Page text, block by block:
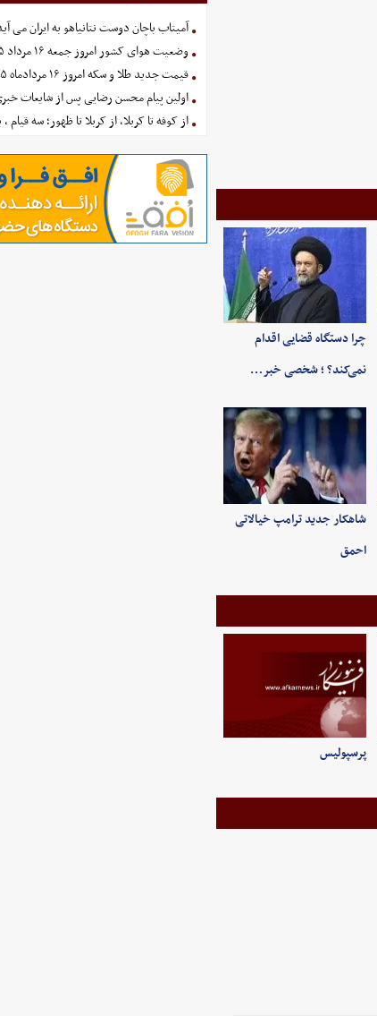
چرا دستگاه قضایی اقدام
نمی‌کند؟ ؛ شخصی خبر…
شاهکار جدید ترامپ خیالاتی
احمق
پرسپولیس
آمیتاب باچان دوست نتانیاهو به ایران می
وضعیت هوای کشور امروز جمعه ۱۶ مرداد ۱۴۰۵
قیمت جدید طلا و سکه امروز ۱۶ مردادماه ۱۴۰۵/ جدول
اولین پیام محسن رضایی پس از شایعات
از کوفه تا کربلا، از کربلا تا ظهور؛ سه